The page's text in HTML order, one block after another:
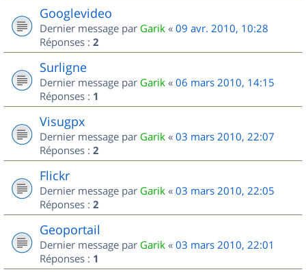
Googlevideo
Dernier message par Garik « 09 avr. 2010, 10:28
Réponses : 2
Surligne
Dernier message par Garik « 06 mars 2010, 14:15
Réponses : 1
Visugpx
Dernier message par Garik « 03 mars 2010, 22:07
Réponses : 2
Flickr
Dernier message par Garik « 03 mars 2010, 22:05
Réponses : 2
Geoportail
Dernier message par Garik « 03 mars 2010, 22:01
Réponses : 1